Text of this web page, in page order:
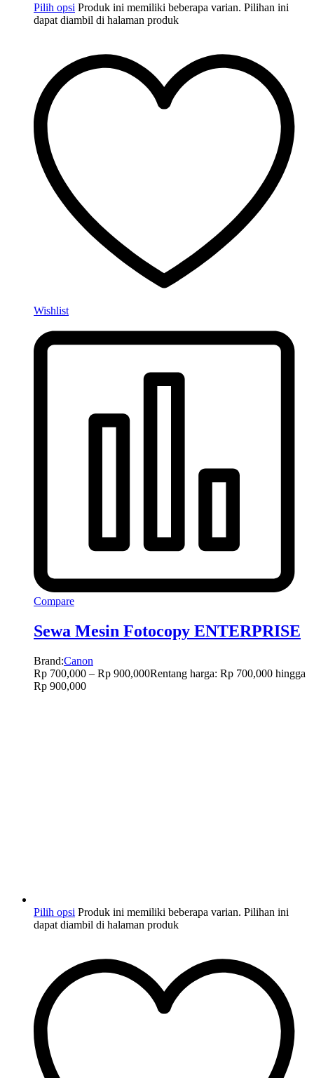
Pilih opsi Produk ini memiliki beberapa varian. Pilihan ini
dapat diambil di halaman produk
Wishlist
Compare
Sewa Mesin Fotocopy ENTERPRISE
Brand:Canon
Rp 700,000 – Rp 900,000Rentang harga: Rp 700,000 hingga
Rp 900,000
Pilih opsi Produk ini memiliki beberapa varian. Pilihan ini
dapat diambil di halaman produk